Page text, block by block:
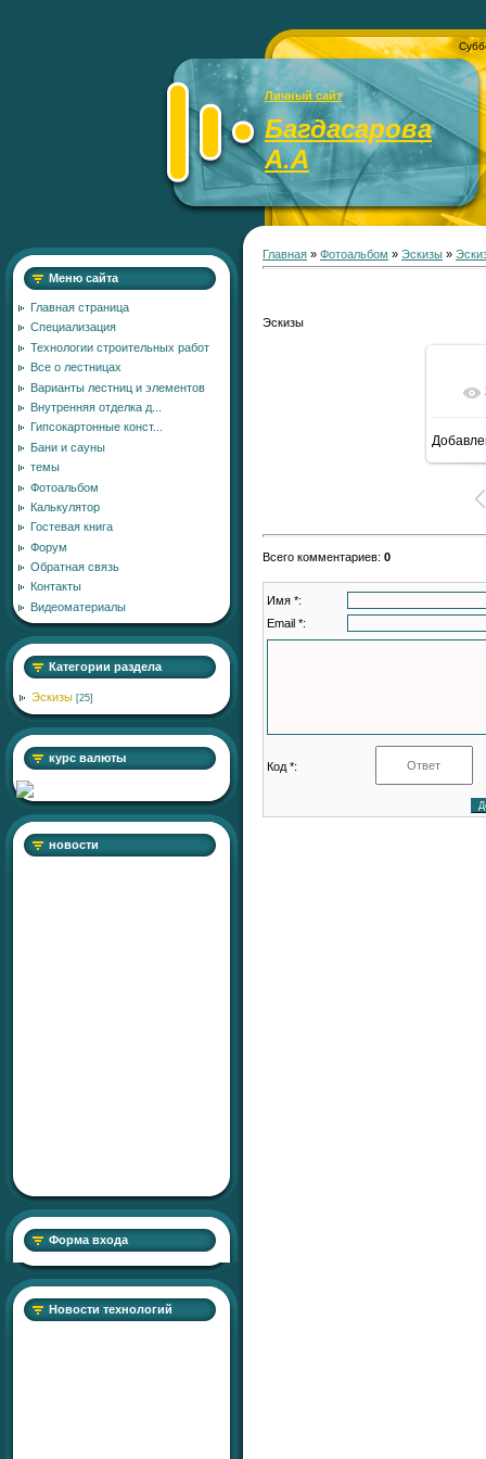
Личный сайт
Багдасарова
А.А
Меню сайта
Главная страница
Специализация
Технологии строительных работ
Все о лестницах
Варианты лестниц и элементов
Внутренняя отделка д...
Гипсокартонные конст...
Бани и сауны
темы
Фотоальбом
Калькулятор
Гостевая книга
Форум
Обратная связь
Контакты
Видеоматериалы
Категории раздела
Эскизы [25]
курс валюты
новости
Форма входа
Новости технологий
Главная » Фотоальбом » Эскизы »
Эскизы
Всего комментариев: 0
Имя *:
Email *:
Код *: